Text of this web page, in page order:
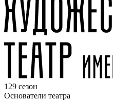
129 сезон
Основатели театра